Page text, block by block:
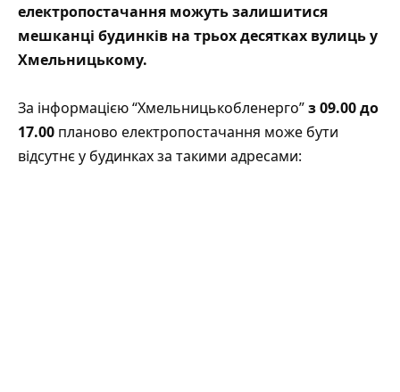
електропостачання можуть залишитися
мешканці будинків на трьох десятках вулиць у
Хмельницькому.
За інформацією “Хмельницькобленерго”з 09.00 до
17.00 планово електропостачання може бути
відсутнє у будинках за такими адресами: